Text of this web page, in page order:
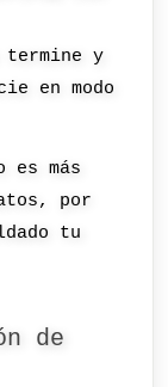
termine y
en modo
es más
por
tu
de